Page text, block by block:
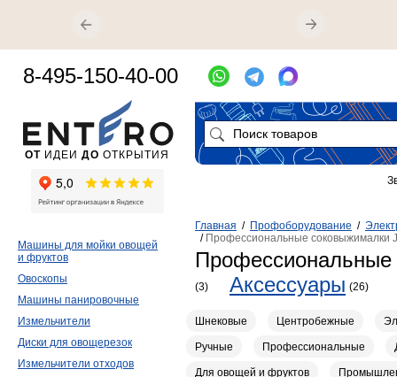
Главная / Профоборудование /
/ Профессиональные соковыжималки
(3) Аксессуары (26)
Шнековые Центробежные
Ручные Профессиональные
Для овощей и фруктов
Машины для мойки овощей
и фруктов
Овоскопы
Машины панировочные
Измельчители
Диски для овощерезок
Измельчители отходов
ОТ ИДЕИ ДО ОТКРЫТИЯ
8-495-150-40-00